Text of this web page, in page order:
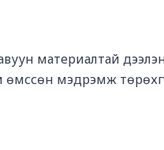
материалтай
мэдрэмж